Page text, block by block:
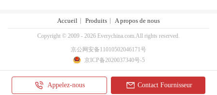
Appelez-nous Contact Fournisseur
Accueil Produits A propos de nous
Copyright © 2009 - 2026 Everychina.com.All rights reserved.
京公网安备11010502046171号
京ICP备2020037340号-5